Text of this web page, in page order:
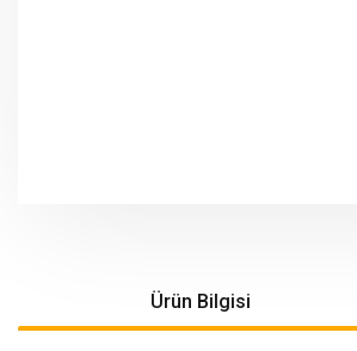
Ürün Bilgisi